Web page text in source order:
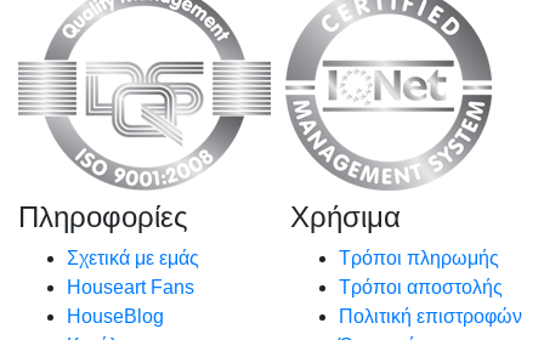
Πληροφορίες
Σχετικά με εμάς
Houseart Fans
HouseBlog
Χρήσιμα
Τρόποι πληρωμής
Τρόποι αποστολής
Πολιτική επιστροφών